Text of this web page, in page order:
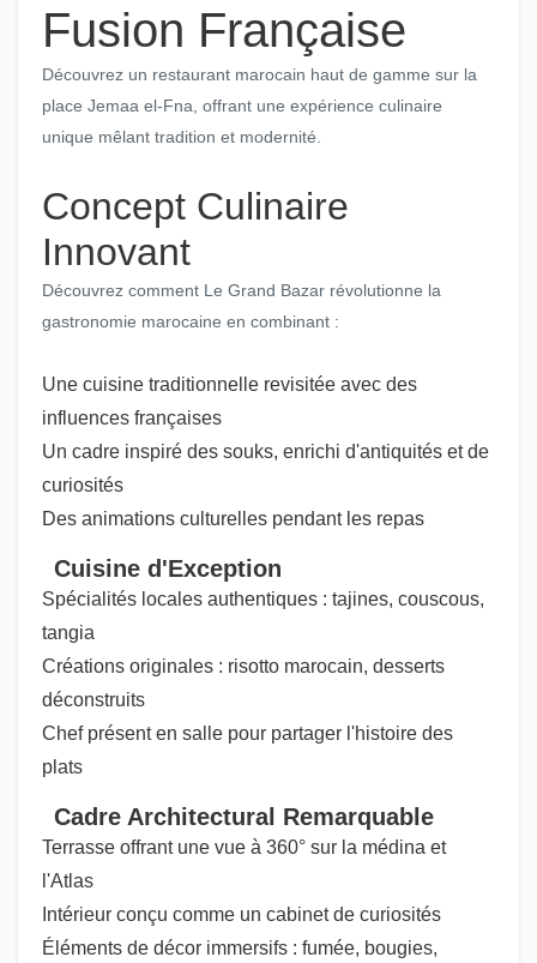
Fusion Française
Découvrez un restaurant marocain haut de gamme sur la
place Jemaa el-Fna, offrant une expérience culinaire
unique mêlant tradition et modernité.
Concept Culinaire
Innovant
Découvrez comment Le Grand Bazar révolutionne la
gastronomie marocaine en combinant :
Une cuisine traditionnelle revisitée avec des
influences françaises
Un cadre inspiré des souks, enrichi d'antiquités et de
curiosités
Des animations culturelles pendant les repas
Cuisine d'Exception
Spécialités locales authentiques : tajines, couscous,
tangia
Créations originales : risotto marocain, desserts
déconstruits
Chef présent en salle pour partager l'histoire des
plats
Cadre Architectural Remarquable
Terrasse offrant une vue à 360° sur la médina et
l'Atlas
Intérieur conçu comme un cabinet de curiosités
Éléments de décor immersifs : fumée, bougies,